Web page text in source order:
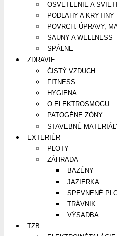
OSVETLENIE A
PODLAHY A KRYTINY
POVRCH. ÚPRAVY,
SAUNY A WELLNESS
SPÁLNE
ZDRAVIE
ČISTÝ VZDUCH
FITNESS
HYGIENA
O ELEKTROSMOGU
PATOGÉNE ZÓNY
STAVEBNÉ
EXTERIÉR
PLOTY
ZÁHRADA
BAZÉNY
JAZIERKA
SPEVNENÉ
TRÁVNIK
VÝSADBA
TZB